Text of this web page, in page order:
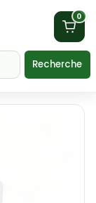
0
Recherche